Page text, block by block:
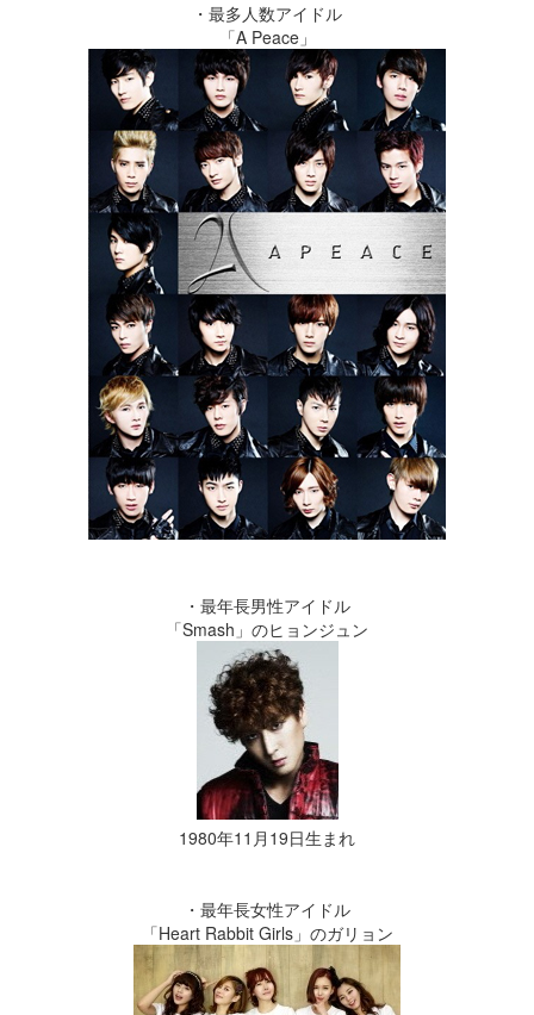
・最多人数アイドル
「A Peace」
・最年長男性アイドル
「Smash」のヒョンジュン
1980年11月19日生まれ
・最年長女性アイドル
「Heart Rabbit Girls」のガリョン